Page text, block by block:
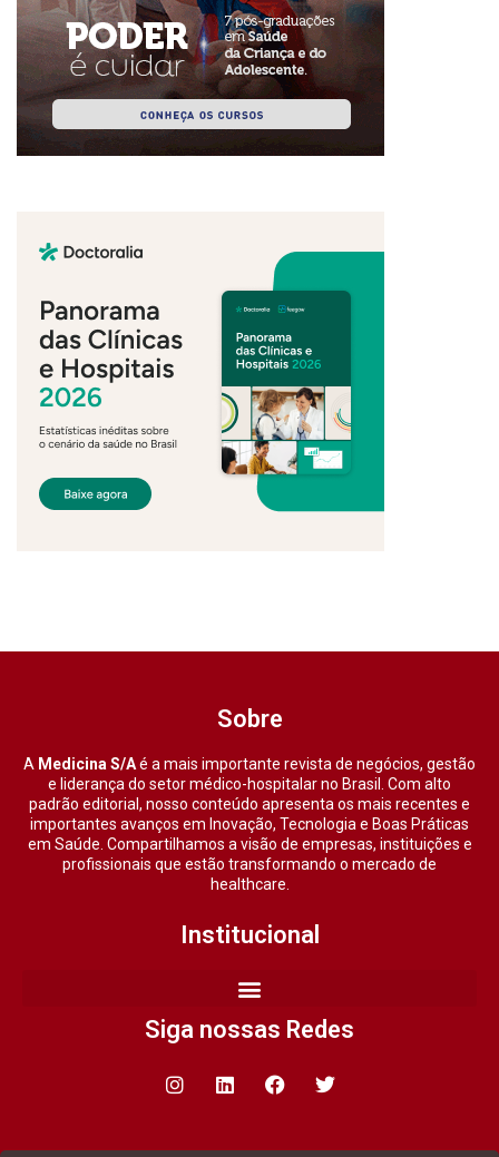
Sobre
A Medicina S/Aé a mais importante revista de negócios, gestão
e liderança do setor médico-hospitalar no Brasil. Com alto
padrão editorial, nosso conteúdo apresenta os mais recentes e
importantes avanços em Inovação, Tecnologia e Boas Práticas
em Saúde. Compartilhamos a visão de empresas, instituições e
profissionais que estão transformando o mercado de
healthcare.
Institucional
Siga nossas Redes